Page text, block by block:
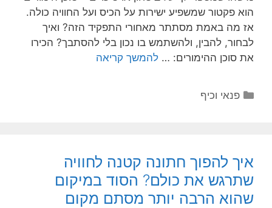
הוא פקטור שמשפיע ישירות על הכיס ועל החוויה כולה.
אז מה באמת מסתתר מאחורי התפקיד הזה? ואיך
לבחור, להבין, ולהשתמש בו נכון בלי להסתבך? הכירו
את סוכן ההימורים: … להמשך קריאה
קטגוריות
פנאי וכיף
איך להפוך חתונה קטנה לחוויה
שתרגש את כולם? הסוד במיקום
שהוא הרבה יותר מסתם מקום